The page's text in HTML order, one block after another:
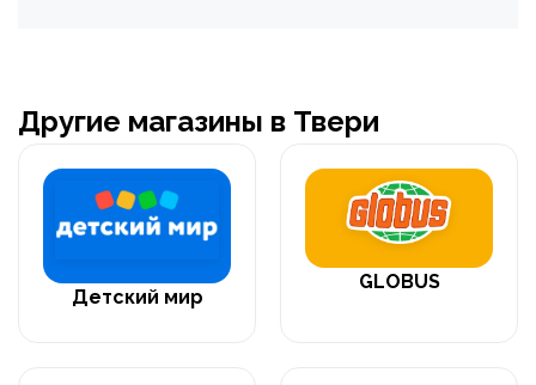
Другие магазины в Твери
Детский мир
GLOBUS